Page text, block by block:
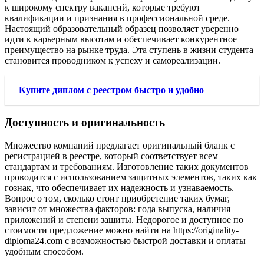
к широкому спектру вакансий, которые требуют
квалификации и признания в профессиональной среде.
Настоящий образовательный образец позволяет уверенно
идти к карьерным высотам и обеспечивает конкурентное
преимущество на рынке труда. Эта ступень в жизни студента
становится проводником к успеху и самореализации.
Купите диплом с реестром быстро и удобно
Доступность и оригинальность
Множество компаний предлагает оригинальный бланк с
регистрацией в реестре, который соответствует всем
стандартам и требованиям. Изготовление таких документов
проводится с использованием защитных элементов, таких как
гознак, что обеспечивает их надежность и узнаваемость.
Вопрос о том, сколько стоит приобретение таких бумаг,
зависит от множества факторов: года выпуска, наличия
приложений и степени защиты. Недорогое и доступное по
стоимости предложение можно найти на https://originality-
diploma24.com с возможностью быстрой доставки и оплаты
удобным способом.